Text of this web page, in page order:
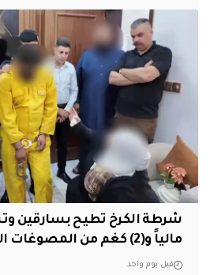
شرطة الكرخ تطيح بسارقين
مالياً و(2) كغم من المصوغات الذهبية
قبل يوم واحد